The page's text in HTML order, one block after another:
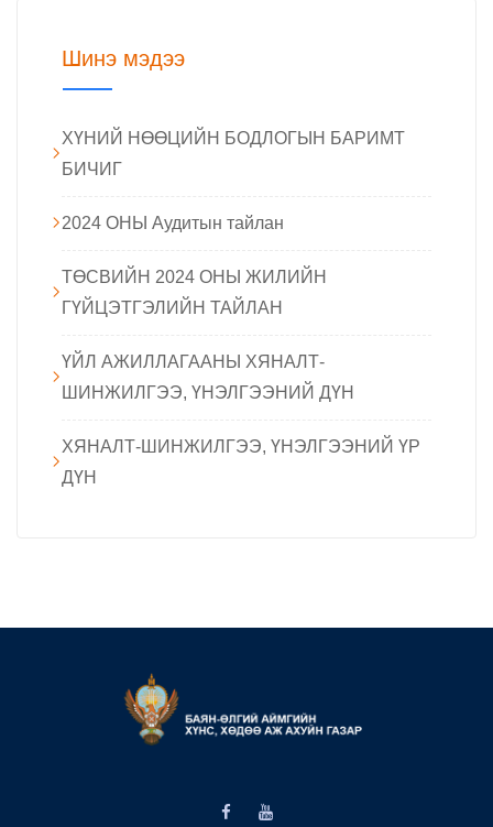
Шинэ мэдээ
ХҮНИЙ НӨӨЦИЙН БОДЛОГЫН БАРИМТ
БИЧИГ
2024 ОНЫ Аудитын тайлан
ТӨСВИЙН 2024 ОНЫ ЖИЛИЙН
ГҮЙЦЭТГЭЛИЙН ТАЙЛАН
ҮЙЛ АЖИЛЛАГААНЫ ХЯНАЛТ-
ШИНЖИЛГЭЭ, ҮНЭЛГЭЭНИЙ ДҮН
ХЯНАЛТ-ШИНЖИЛГЭЭ, ҮНЭЛГЭЭНИЙ ҮР
ДҮН